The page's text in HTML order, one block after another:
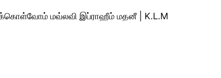
மவ்லவி இப்ராஹீம் மதனீ | K.L.M